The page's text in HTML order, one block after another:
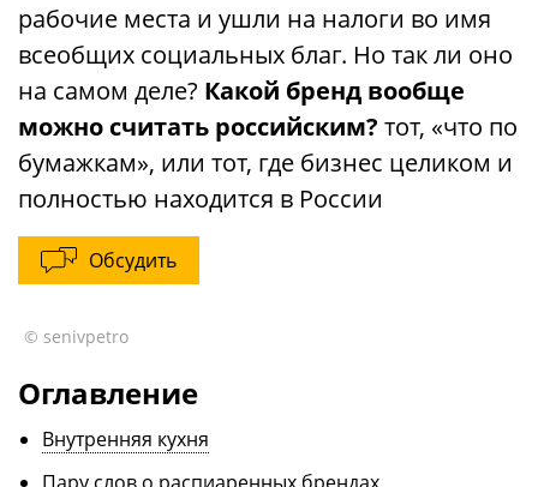
рабочие места и ушли на налоги во имя
всеобщих социальных благ. Но так ли оно
на самом деле? Какой бренд вообще
можно считать российским? тот, «что по
бумажкам», или тот, где бизнес целиком и
полностью находится в России
Обсудить
© senivpetro
Оглавление
Внутренняя кухня